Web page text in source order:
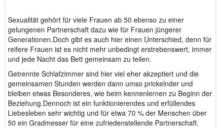
Sexualität gehört für viele Frauen ab 50 ebenso zu einer
gelungenen Partnerschaft dazu wie für Frauen jüngerer
Generationen.Doch gibt es auch hier einen Unterschied, denn für
reifere Frauen ist es nicht mehr unbedingt erstrebenswert, immer
und jede Nacht das Bett gemeinsam zu teilen.
Getrennte Schlafzimmer sind hier viel eher akzeptiert und die
gemeinsamen Stunden werden dann umso prickelnder und
bleiben etwas Besonderes, wie beim kennenlernen zu Beginn der
Beziehung.Dennoch ist ein funktionierendes und erfüllendes
Liebesleben sehr wichtig und für etwa 70 % der Menschen über
50 ein Gradmesser für eine zufriedenstellende Partnerschaft.